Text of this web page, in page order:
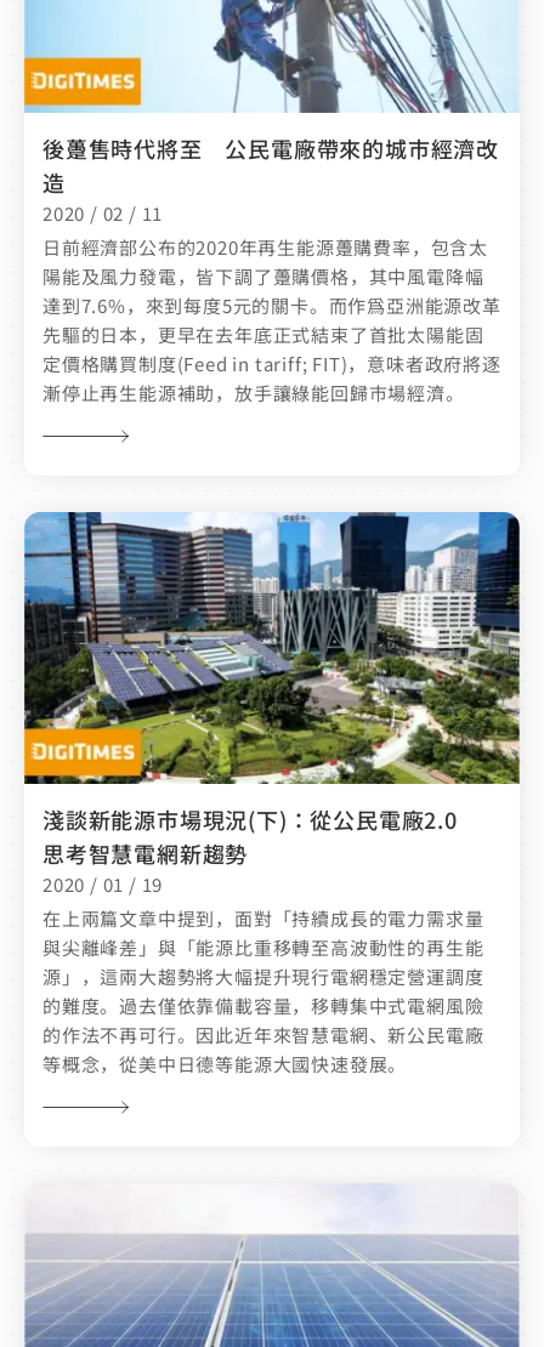
後躉售時代將至 公民電廠帶來的城市經濟改
造
2020 / 02 / 11
日前經濟部公布的2020年再生能源躉購費率，包含太
陽能及風力發電，皆下調了躉購價格，其中風電降幅
達到7.6%，來到每度5元的關卡。而作爲亞洲能源改革
先驅的日本，更早在去年底正式結束了首批太陽能固
定價格購買制度(Feed in tariff; FIT)，意味者政府將逐
漸停止再生能源補助，放手讓綠能回歸市場經濟。
淺談新能源市場現況(下)：從公民電廠2.0
思考智慧電網新趨勢
2020 / 01 / 19
在上兩篇文章中提到，面對「持續成長的電力需求量
與尖離峰差」與「能源比重移轉至高波動性的再生能
源」，這兩大趨勢將大幅提升現行電網穩定營運調度
的難度。過去僅依靠備載容量，移轉集中式電網風險
的作法不再可行。因此近年來智慧電網、新公民電廠
等概念，從美中日德等能源大國快速發展。